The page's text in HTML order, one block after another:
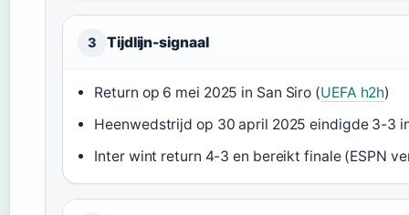
3 Tijdlijn-signaal
Return op 6 mei 2025 in San Siro (UEFA h2h)
Heenwedstrijd op 30 april 2025 eindigde 3-3
Inter wint return 4-3 en bereikt finale (ESPN